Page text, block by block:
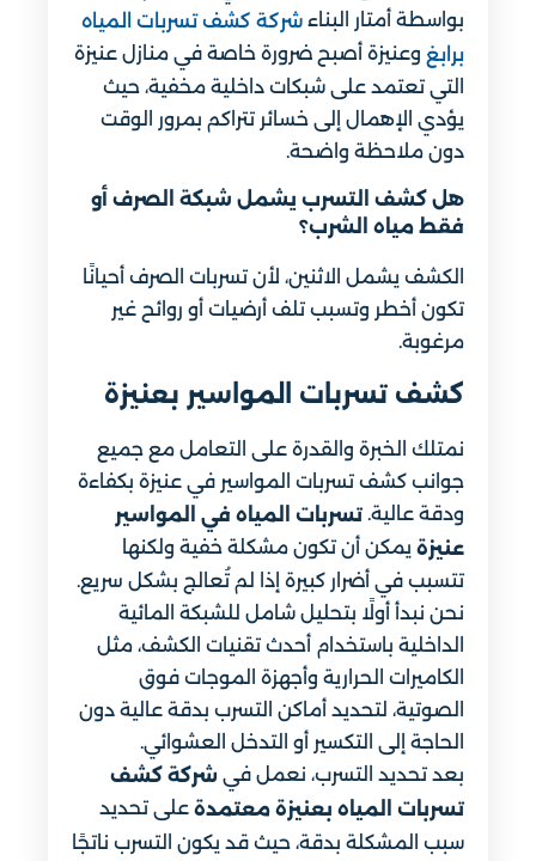
بواسطة أمتار البناء شركة كشف تسربات المياه
برابغ وعنيزة أصبح ضرورة خاصة في منازل عنيزة
التي تعتمد على شبكات داخلية مخفية، حيث
يؤدي الإهمال إلى خسائر تتراكم بمرور الوقت
دون ملاحظة واضحة.
هل كشف التسرب يشمل شبكة الصرف أو
فقط مياه الشرب؟
الكشف يشمل الاثنين، لأن تسربات الصرف أحيانًا
تكون أخطر وتسبب تلف أرضيات أو روائح غير
مرغوبة.
كشف تسربات المواسير بعنيزة
نمتلك الخبرة والقدرة على التعامل مع جميع
جوانب كشف تسربات المواسير في عنيزة بكفاءة
ودقة عالية. تسربات المياه في المواسير
عنيزة يمكن أن تكون مشكلة خفية ولكنها
تتسبب في أضرار كبيرة إذا لم تُعالج بشكل سريع.
نحن نبدأ أولًا بتحليل شامل للشبكة المائية
الداخلية باستخدام أحدث تقنيات الكشف، مثل
الكاميرات الحرارية وأجهزة الموجات فوق
الصوتية، لتحديد أماكن التسرب بدقة عالية دون
الحاجة إلى التكسير أو التدخل العشوائي.
بعد تحديد التسرب، نعمل في شركة كشف
تسربات المياه بعنيزة معتمدة على تحديد
سبب المشكلة بدقة، حيث قد يكون التسرب ناتجًا